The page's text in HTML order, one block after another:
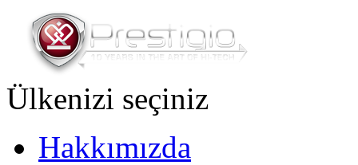
Ülkenizi seçiniz
Hakkımızda